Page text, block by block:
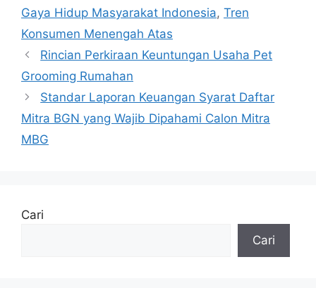
Gaya Hidup Masyarakat Indonesia, Tren
Konsumen Menengah Atas
Rincian Perkiraan Keuntungan Usaha Pet
Grooming Rumahan
Standar Laporan Keuangan Syarat Daftar
Mitra BGN yang Wajib Dipahami Calon Mitra
MBG
Cari
Cari